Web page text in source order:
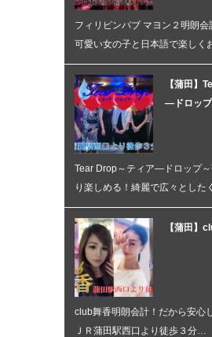
フィリピンパブ マヨン２明朗
可愛い女の子と日本語で楽しく
【蒲田】
―ドロップ
Tear Drop～ティア―ドロップ～
り楽しめる！綺麗で広々とした
【蒲田】
club舞香明朗会計！だから安心
ＪＲ蒲田駅西口より徒歩３分…